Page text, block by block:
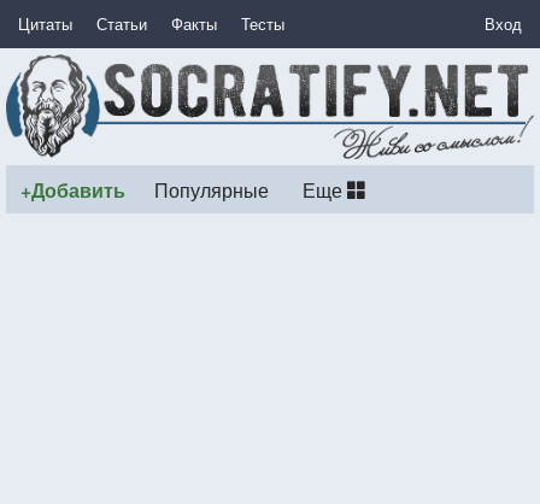
Цитаты Статьи Факты Тесты Вход
+Добавить Популярные Еще